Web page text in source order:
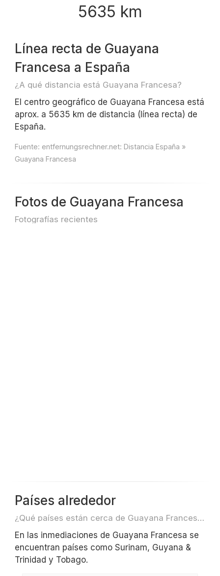
5635 km
Línea recta de Guayana
Francesa a España
¿A qué distancia está Guayana Francesa?
El centro geográfico de Guayana Francesa está
aprox. a 5635 km de distancia (línea recta) de
España.
Fuente: entfernungsrechner.net: Distancia España »
Guayana Francesa
Fotos de Guayana Francesa
Fotografías recientes
Países alrededor
¿Qué países están cerca de Guayana Francesa para, por ejemplo, viajar o volar?
En las inmediaciones de Guayana Francesa se
encuentran países como Surinam, Guyana &
Trinidad y Tobago.